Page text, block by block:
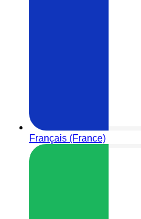
Français (France)